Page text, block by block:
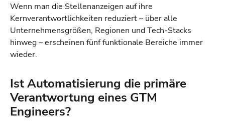
Wenn man die Stellenanzeigen auf ihre
Kernverantwortlichkeiten reduziert – über alle
Unternehmensgrößen, Regionen und Tech-Stacks
hinweg – erscheinen fünf funktionale Bereiche immer
wieder.
Ist Automatisierung die primäre
Verantwortung eines GTM
Engineers?